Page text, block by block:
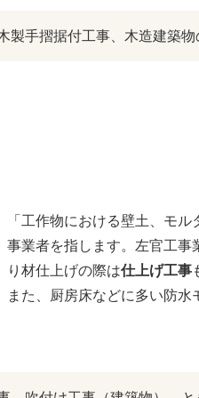
製手摺据付工事、木造建築
「工作物における壁土、モ
事業者を指します。左官工事
り材仕上げの際は仕上げ工事
また、厨房床などに多い防